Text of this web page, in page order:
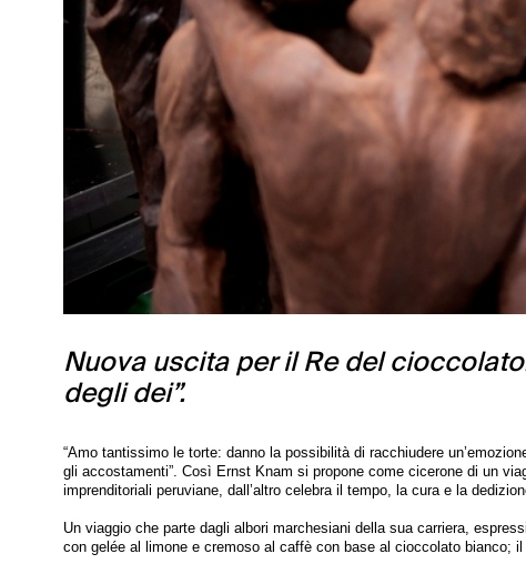
Nuova uscita per il Re del
degli dei”.
“Amo tantissimo le torte: danno la possibilità di racchiudere
gli accostamenti”. Così Ernst Knam si propone come cicerone di un
imprenditoriali peruviane, dall’altro celebra il tempo, la cura e la
Un viaggio che parte dagli albori marchesiani della sua carriera,
con gelée al limone e cremoso al caffè con base al cioccolato bianco;